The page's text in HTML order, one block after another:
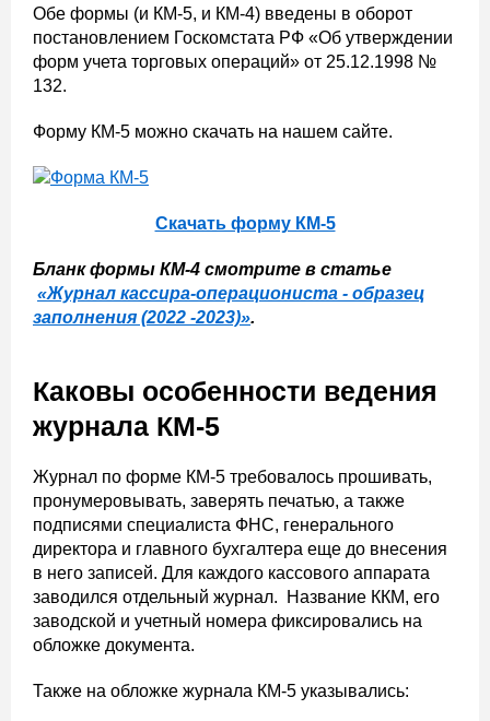
Обе формы (и КМ-5, и КМ-4) введены в оборот
постановлением Госкомстата РФ «Об утверждении
форм учета торговых операций» от 25.12.1998 №
132.
Форму КМ-5 можно скачать на нашем сайте.
Скачать форму КМ-5
Бланк формы КМ-4 смотрите в статье
«Журнал кассира-операциониста - образец
заполнения (2022 -2023)».
Каковы особенности ведения
журнала КМ-5
Журнал по форме КМ-5 требовалось прошивать,
пронумеровывать, заверять печатью, а также
подписями специалиста ФНС, генерального
директора и главного бухгалтера еще до внесения
в него записей. Для каждого кассового аппарата
заводился отдельный журнал. Название ККМ, его
заводской и учетный номера фиксировались на
обложке документа.
Также на обложке журнала КМ-5 указывались: